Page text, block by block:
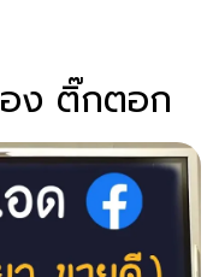
อง ติ๊กตอก